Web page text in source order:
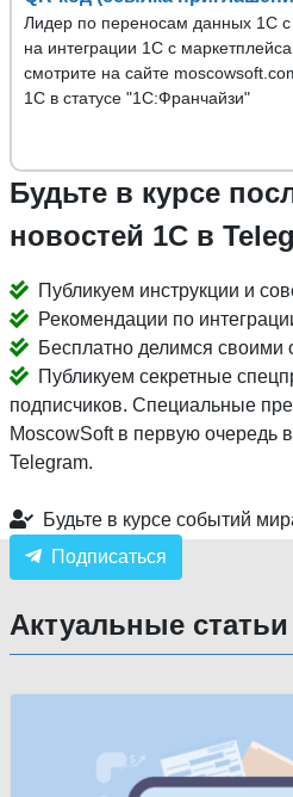
Лидер по переносам данных 1С с
на интеграции 1С с
смотрите на сайте
1С в статусе "1С:Франчайзи"
Будьте в курсе
новостей 1С в
Публикуем инструкции и
Рекомендации по
Бесплатно делимся своими
Публикуем секретные
подписчиков. Специальные
MoscowSoft в первую очередь
Telegram.
Будьте в курсе событий
Подписаться
Актуальные